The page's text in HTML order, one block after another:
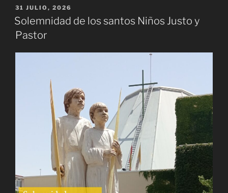
PUBLICADO
EL
31 JULIO, 2026
Solemnidad de los santos Niños Justo y
Pastor